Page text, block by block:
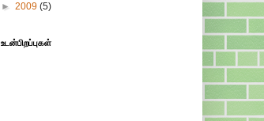
► 2009 (5)
உடன்பிறப்புகள்